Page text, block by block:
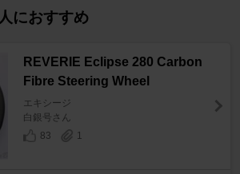
におすすめ
REVERIE Eclipse 280 Carbon
Fibre Steering Wheel
エキシージ
白銀号さん
83
1